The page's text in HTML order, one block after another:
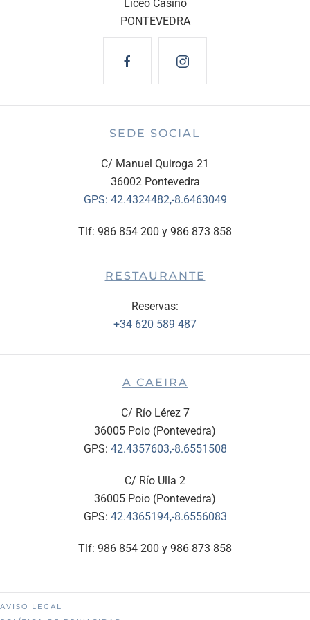
Liceo Casino
PONTEVEDRA
SEDE SOCIAL
C/ Manuel Quiroga 21
36002 Pontevedra
GPS: 42.4324482,-8.6463049
Tlf: 986 854 200 y 986 873 858
RESTAURANTE
Reservas:
+34 620 589 487
A CAEIRA
C/ Río Lérez 7
36005 Poio (Pontevedra)
GPS: 42.4357603,-8.6551508
C/ Río Ulla 2
36005 Poio (Pontevedra)
GPS: 42.4365194,-8.6556083
Tlf: 986 854 200 y 986 873 858
AVISO LEGAL